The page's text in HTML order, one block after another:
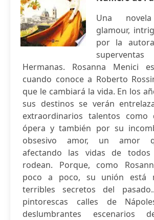
Una
glamour,
por la
Hermanas. Rosanna Menici
cuando conoce a Roberto
que le cambiará la vida. En los
sus destinos se verán
extraordinarios talentos como
ópera y también por su
obsesivo amor, un amor
afectando las vidas de
rodean. Porque, como
poco a poco, su unión está
terribles secretos del
pintorescas calles de
deslumbrantes escenarios